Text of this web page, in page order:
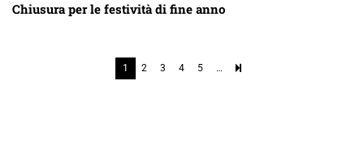
Chiusura per le festività di fine anno
1 2 3 4 5 …